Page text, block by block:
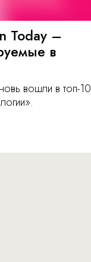
Today –
в
вошли в топ-10